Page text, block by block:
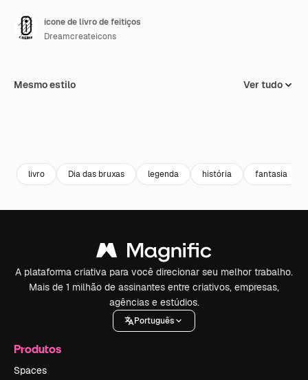
ícone de livro de feitiços
Dreamcreateicons
Mesmo estilo Ver tudo
livro Dia das bruxas legenda história fantasia
A plataforma criativa para você direcionar seu melhor trabalho.
Mais de 1 milhão de assinantes entre criativos, empresas,
agências e estúdios.
Português
Produtos
Spaces